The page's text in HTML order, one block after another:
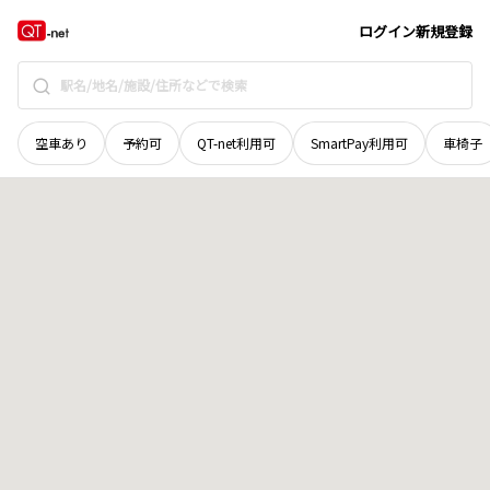
ログイン新規登録
空車あり 予約可 QT-net利用可 SmartPay利用可 車椅子
島根県